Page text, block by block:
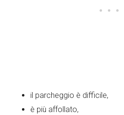
il parcheggio è difficile,
è più affollato,